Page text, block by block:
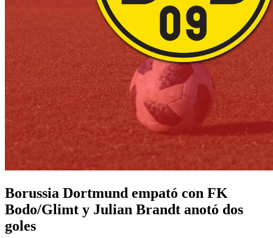
Borussia Dortmund empató con FK
Bodo/Glimt y Julian Brandt anotó dos
goles